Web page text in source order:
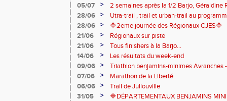
05/07
>
2 semaines après la 1/2 Barjo, Géraldine
marche du podium du Trail de l'Ange
28/06 >
Utra-trail , trail et urban-trail au
28/06
>
🔷️2eme journée des Régionaux CJES🔷️
21/06
>
Régionaux sur piste
21/06
>
Tous finishers à la Barjo...
14/06
>
Les résultats du week-end
09/06
>
Triathlon benjamins-minimes Avranches
07/06
>
Marathon de la Liberté
06/06
>
Trail de Jullouville
31/05
>
🔷DÉPARTEMENTAUX BENJAMINS